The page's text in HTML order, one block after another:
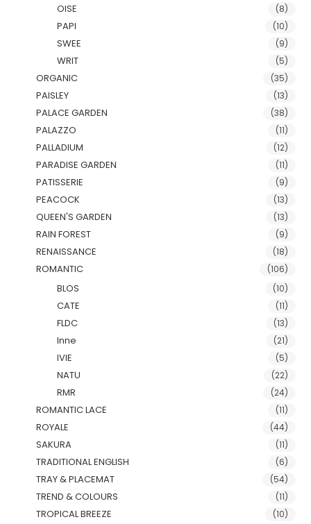
OISE (8)
PAPI (10)
SWEE (9)
WRIT (5)
ORGANIC (35)
PAISLEY (13)
PALACE GARDEN (38)
PALAZZO (11)
PALLADIUM (12)
PARADISE GARDEN (11)
PATISSERIE (9)
PEACOCK (13)
QUEEN'S GARDEN (13)
RAIN FOREST (9)
RENAISSANCE (18)
ROMANTIC (106)
BLOS (10)
CATE (11)
FLDC (13)
Inne (21)
IVIE (5)
NATU (22)
RMR (24)
ROMANTIC LACE (11)
ROYALE (44)
SAKURA (11)
TRADITIONAL ENGLISH (6)
TRAY & PLACEMAT (54)
TREND & COLOURS (11)
TROPICAL BREEZE (10)